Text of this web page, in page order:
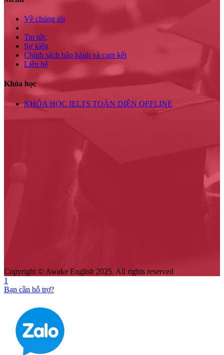
Về chúng tôi
Tin tức
Sự kiện
Chính sách bảo hành và cam kết
Liên hệ
Khóa học
KHÓA HỌC IELTS TOÀN DIỆN OFFLINE
Copyright © Awake English 2025. All rights reserved
1
Bạn cần hỗ trợ?